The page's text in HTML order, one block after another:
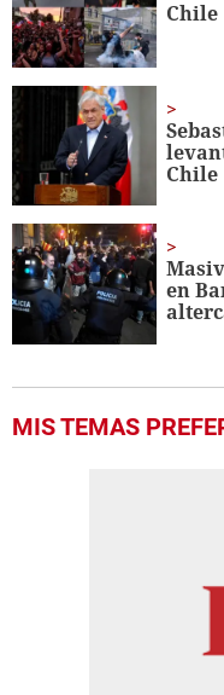
seconds
Chile
Chile
en
MIS TEMAS